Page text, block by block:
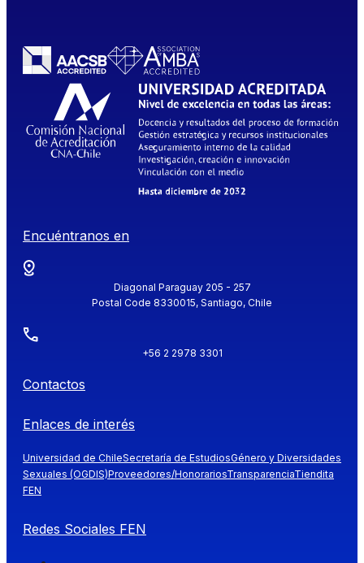
Encuéntranos en
Diagonal Paraguay 205 - 257
Postal Code 8330015, Santiago, Chile
+56 2 2978 3301
Contactos
Enlaces de interés
Universidad de ChileSecretaría de EstudiosGénero y Diversidades
Sexuales (OGDIS)Proveedores/HonorariosTransparenciaTiendita
FEN
Redes Sociales FEN